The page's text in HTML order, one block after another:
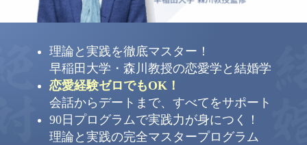
理論と実践を徹底マスター！
早稲田大学・森川教授の恋愛学と結婚学
恋愛経験ゼロでもOK！
会話からデートまで、すべてをサポート
90日プログラムで実践力が身につく！
理論と実践の完全マスタープログラム